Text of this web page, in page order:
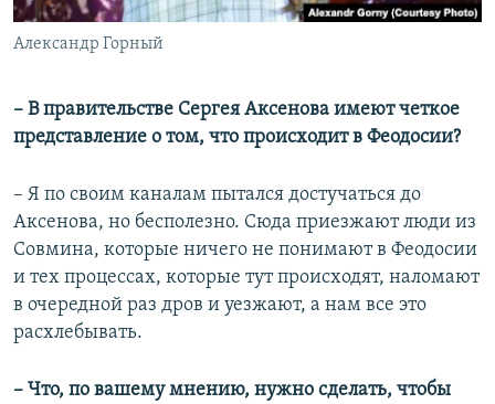
Александр Горный
– В правительстве Сергея Аксенова имеют четкое
представление о том, что происходит в Феодосии?
– Я по своим каналам пытался достучаться до
Аксенова, но бесполезно. Сюда приезжают люди из
Совмина, которые ничего не понимают в Феодосии
и тех процессах, которые тут происходят, наломают
в очередной раз дров и уезжают, а нам все это
расхлебывать.
– Что, по вашему мнению, нужно сделать, чтобы